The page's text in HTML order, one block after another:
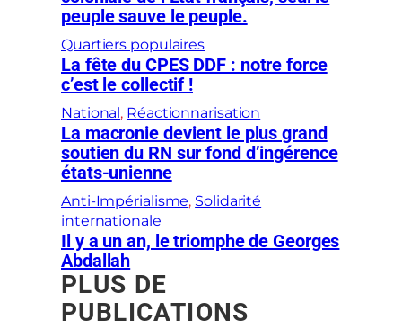
peuple sauve le peuple.
Quartiers populaires
La fête du CPES DDF : notre force
c’est le collectif !
National , Réactionnarisation
La macronie devient le plus grand
soutien du RN sur fond d’ingérence
états-unienne
Anti-Impérialisme, Solidarité
internationale
Il y a un an, le triomphe de Georges
Abdallah
PLUS DE
PUBLICATIONS